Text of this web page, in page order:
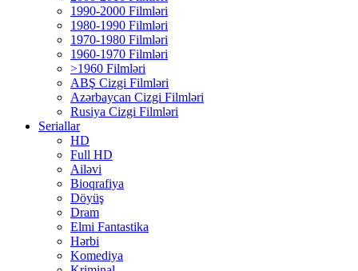
1990-2000 Filmləri
1980-1990 Filmləri
1970-1980 Filmləri
1960-1970 Filmləri
>1960 Filmləri
ABŞ Cizgi Filmləri
Azərbaycan Cizgi Filmləri
Rusiya Cizgi Filmləri
Seriallar
HD
Full HD
Ailəvi
Bioqrafiya
Döyüş
Dram
Elmi Fantastika
Hərbi
Komediya